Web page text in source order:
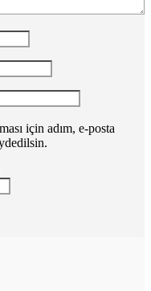
için adım, e-posta